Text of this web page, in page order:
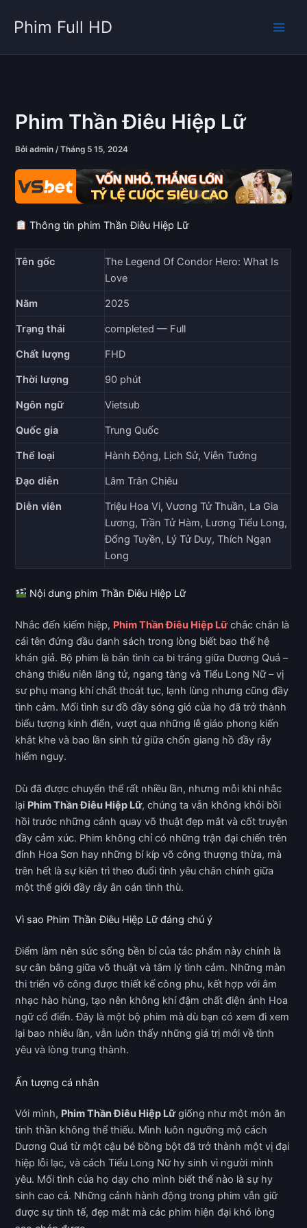
dung
Phim Full HD
Phim Thần Điêu Hiệp Lữ
Bởiadmin/Tháng 5 15, 2024
Thông tin phim Thần Điêu Hiệp Lữ
Tên gốc
The Legend Of Condor Hero: What Is
Love
Năm 2025
Trạng thái completed — Full
Chất lượng FHD
Thời lượng 90 phút
Ngôn ngữ Vietsub
Quốc gia Trung Quốc
Thể loại Hành Động, Lịch Sử, Viễn Tưởng
Đạo diễn Lâm Trân Chiêu
Diễn viên
Triệu Hoa Vi, Vương Tử Thuần, La Gia
Lương, Trần Tử Hàm, Lương Tiểu Long,
Đổng Tuyền, Lý Tử Duy, Thích Ngạn
Long
Nội dung phim Thần Điêu Hiệp Lữ
Nhắc đến kiếm hiệp, Phim Thần Điêu Hiệp Lữchắc chắn là
cái tên đứng đầu danh sách trong lòng biết bao thế hệ
khán giả. Bộ phim là bản tình ca bi tráng giữa Dương Quá –
chàng thiếu niên lãng tử, ngang tàng và Tiểu Long Nữ – vị
sư phụ mang khí chất thoát tục, lạnh lùng nhưng cũng đầy
tình cảm. Mối tình sư đồ đầy sóng gió của họ đã trở thành
biểu tượng kinh điển, vượt qua những lễ giáo phong kiến
khắt khe và bao lần sinh tử giữa chốn giang hồ đầy rẫy
hiểm nguy.
Dù đã được chuyển thể rất nhiều lần, nhưng mỗi khi nhắc
lại Phim Thần Điêu Hiệp Lữ, chúng ta vẫn không khỏi bồi
hồi trước những cảnh quay võ thuật đẹp mắt và cốt truyện
đầy cảm xúc. Phim không chỉ có những trận đại chiến trên
đỉnh Hoa Sơn hay những bí kíp võ công thượng thừa, mà
trên hết là sự kiên trì theo đuổi tình yêu chân chính giữa
một thế giới đầy rẫy ân oán tình thù.
Vì sao Phim Thần Điêu Hiệp Lữ đáng chú ý
Điểm làm nên sức sống bền bỉ của tác phẩm này chính là
sự cân bằng giữa võ thuật và tâm lý tình cảm. Những màn
thi triển võ công được thiết kế công phu, kết hợp với âm
nhạc hào hùng, tạo nên không khí đậm chất điện ảnh Hoa
ngữ cổ điển. Đây là một bộ phim mà dù bạn có xem đi xem
lại bao nhiêu lần, vẫn luôn thấy những giá trị mới về tình
yêu và lòng trung thành.
Ấn tượng cá nhân
Với mình, Phim Thần Điêu Hiệp Lữgiống như một món ăn
tinh thần không thể thiếu. Mình luôn ngưỡng mộ cách
Dương Quá từ một cậu bé bồng bột đã trở thành một vị đại
hiệp lỗi lạc, và cách Tiểu Long Nữ hy sinh vì người mình
yêu. Mối tình của họ dạy cho mình biết thế nào là sự hy
sinh cao cả. Những cảnh hành động trong phim vẫn giữ
được sự tinh tế, đẹp mắt mà các phim hiện đại khó lòng